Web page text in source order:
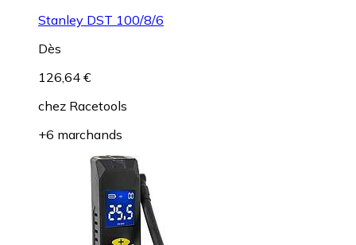
Stanley DST 100/8/6
Dès
126,64 €
chez Racetools
+6 marchands